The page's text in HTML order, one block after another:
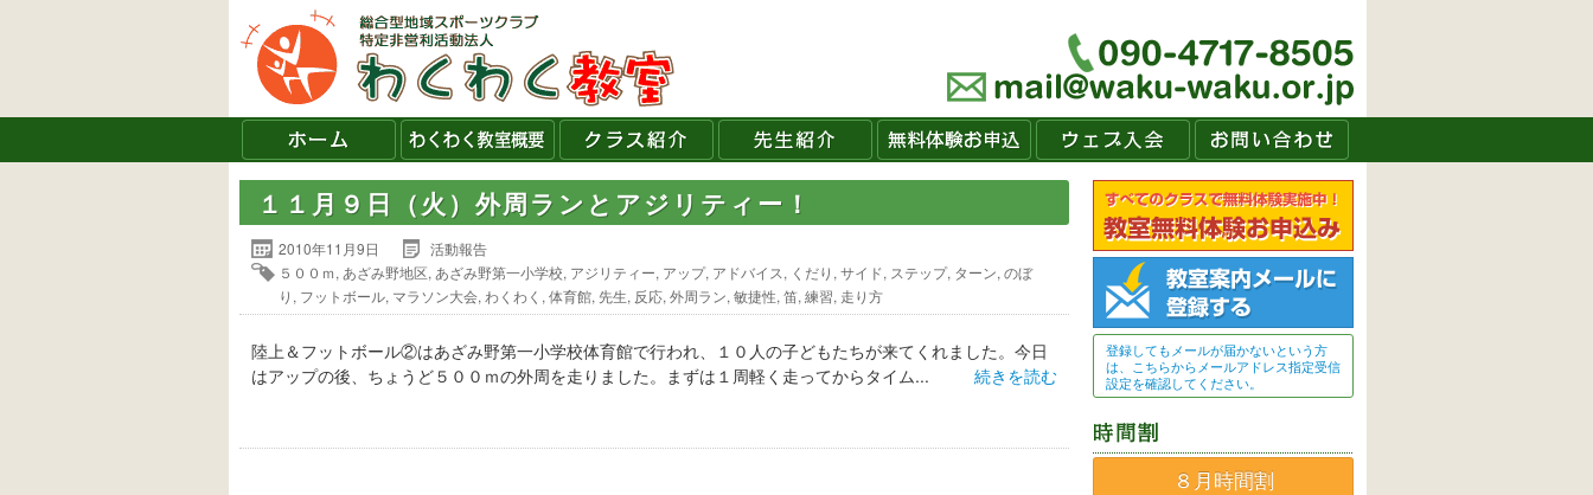
１１月９日（火）外周ランとアジリティー！
2010年11月9日
活動報告
５００ｍ, あざみ野地区, あざみ野第一小学校, アジリティー, アップ, アドバイス, くだり , サイド, ステップ, ターン, のぼ
り , フットボール, マラソン大会, わくわく , 体育館, 先生, 反応, 外周ラン, 敏捷性, 笛, 練習, 走り方
陸上＆フットボール②はあざみ野第一小学校体育館で行われ、１０人の子どもたちが来てくれました。今日
はアップの後、ちょうど５００ｍの外周を走りました。まずは１周軽く走ってからタイム...
続きを読む
登録してもメールが届かないという方
は、こちらからメールアドレス指定受信
設定を確認してください。
８月時間割